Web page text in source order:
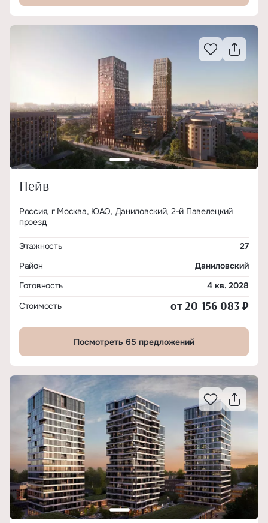
Пейв
Россия, г Москва, ЮАО, Даниловский, 2-й Павелецкий
проезд
Этажность
27
Район
Даниловский
Готовность
4 кв. 2028
Стоимость
от 20 156 083 ₽
Посмотреть 65 предложений